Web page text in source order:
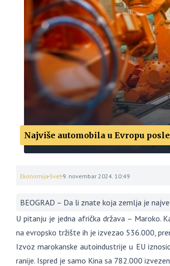
Najviše automobila u Evropu
Ekonomija Svet 9. novembar 2024. 10:49
BEOGRAD – Da li znate koja zemlja je
U pitanju je jedna afrička država – Maroko.
na evropsko tržište ih je izvezao 536.000,
Izvoz marokanske autoindustrije u EU
ranije. Ispred je samo Kina sa 782.000